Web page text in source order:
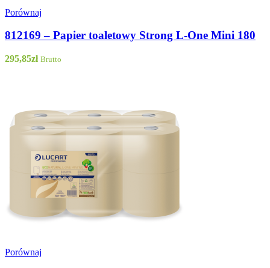
Porównaj
812169 – Papier toaletowy Strong L-One Mini 180
295,85zł Brutto
Porównaj